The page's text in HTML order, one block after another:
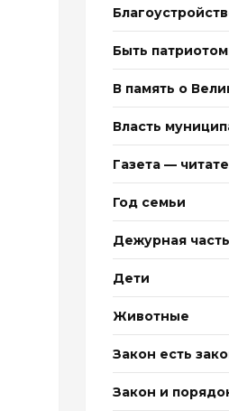
Быть патриотом
В память о
Власть
Газета —
Год семьи
Дежурная часть
Дети
Животные
Закон есть
Закон и